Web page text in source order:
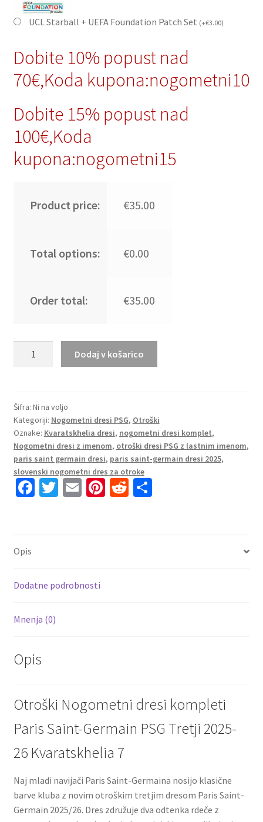
UCL Starball + UEFA Foundation Patch Set (+€3.00)
Dobite 10% popust nad
70€,Koda kupona:nogometni10
Dobite 15% popust nad
100€,Koda
kupona:nogometni15
Product price: €35.00
Total options: €0.00
Order total: €35.00
Nogometni dresi kompleti
Germain
PSG
Tretji
2025-
26
Kvaratskhelia
7
Dodaj v košarico
Šifra: Ni na voljo
Kategoriji: Nogometni dresi PSG, Otroški
Oznake: Kvaratskhelia dresi, nogometni dresi komplet,
Nogometni dresi z imenom, otroški dresi PSG z lastnim imenom,
paris saint germain dresi, paris saint-germain dresi 2025,
slovenski nogometni dres za otroke
Fa
k
T E Pi R S
Opis
Dodatne podrobnosti
Mnenja (0)
Opis
Otroški Nogometni dresi kompleti
Paris Saint-Germain PSG Tretji 2025-
26 Kvaratskhelia 7
Naj mladi navijači Paris Saint-Germaina nosijo klasične
barve kluba z novim otroškim tretjim dresom Paris Saint-
Germain 2025/26. Dres združuje dva odtenka rdeče z